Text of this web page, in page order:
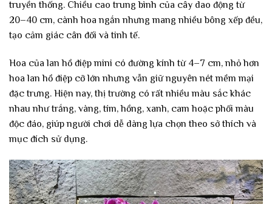
truyền thống. Chiều cao trung bình của cây dao động từ
20–40 cm, cành hoa ngắn nhưng mang nhiều bông xếp đều,
tạo cảm giác cân đối và tinh tế.
Hoa của lan hồ điệp mini có đường kính từ 4–7 cm, nhỏ hơn
hoa lan hồ điệp cỡ lớn nhưng vẫn giữ nguyên nét mềm mại
đặc trưng. Hiện nay, thị trường có rất nhiều màu sắc khác
nhau như trắng, vàng, tím, hồng, xanh, cam hoặc phối màu
độc đáo, giúp người chơi dễ dàng lựa chọn theo sở thích và
mục đích sử dụng.